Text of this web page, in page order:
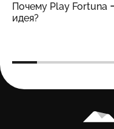
Почему Play Fortuna
идея?